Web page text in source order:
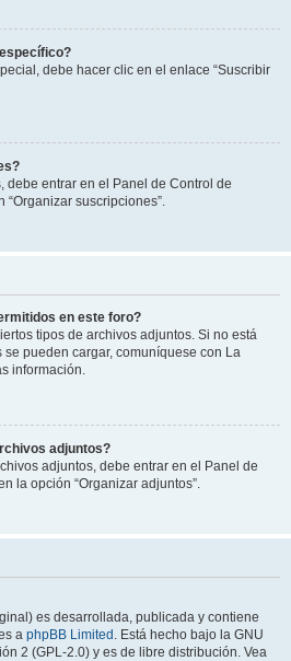
debe hacer clic en el enlace “Suscribir
debe entrar en el Panel de Control de
suscripciones”.
en este foro?
tipos de archivos adjuntos. Si no está
pueden cargar, comuníquese con La
información.
adjuntos?
adjuntos, debe entrar en el Panel de
la opción “Organizar adjuntos”.
es desarrollada, publicada y contiene
a phpBB Limited . Está hecho bajo la GNU
2 (GPL-2.0) y es de libre distribución. Vea